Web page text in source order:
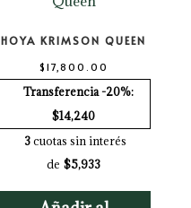
HOYA KRIMSON QUEEN
$ 17,800.00
Transferencia -20%:
$14,240
3cuotas sin interés
de $5,933